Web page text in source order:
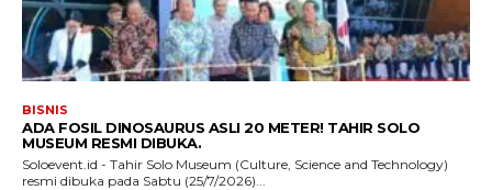
BISNIS
ADA FOSIL DINOSAURUS ASLI 20 METER! TAHIR SOLO
MUSEUM RESMI DIBUKA.
Soloevent.id - Tahir Solo Museum (Culture, Science and Technology)
resmi dibuka pada Sabtu (25/7/2026)...